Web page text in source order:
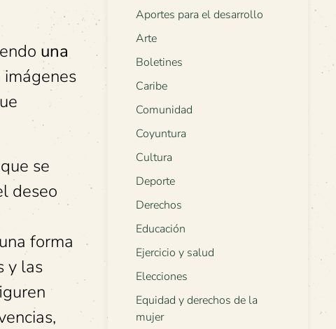
una
se
deseo
forma
y las
Aportes para el desarrollo
Arte
Boletines
Caribe
Comunidad
Coyuntura
Cultura
Deporte
Derechos
Educación
Ejercicio y salud
Elecciones
Equidad y derechos de la
mujer